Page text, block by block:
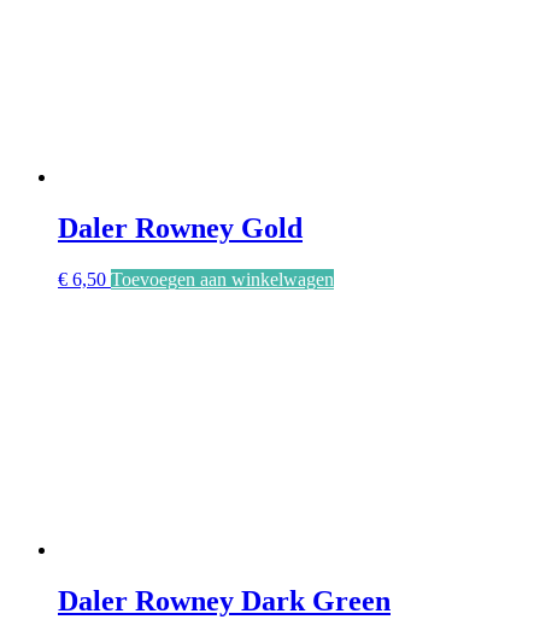
Daler Rowney Gold
€ 6,50 Toevoegen aan winkelwagen
Daler Rowney Dark Green